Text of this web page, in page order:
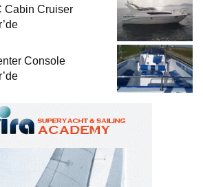
Cabin Cruiser
Console